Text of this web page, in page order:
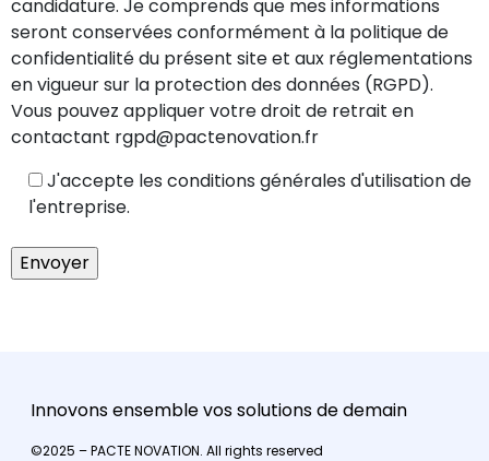
candidature. Je comprends que mes informations
seront conservées conformément à la politique de
confidentialité du présent site et aux réglementations
en vigueur sur la protection des données (RGPD).
Vous pouvez appliquer votre droit de retrait en
contactant rgpd@pactenovation.fr
J'accepte les conditions générales d'utilisation de
l'entreprise.
Innovons ensemble vos solutions de demain
©2025 – PACTE NOVATION. All rights reserved